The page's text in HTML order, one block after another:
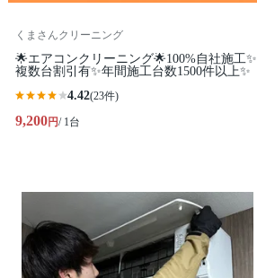
くまさんクリーニング
🌟エアコンクリーニング🌟100%自社施工✨
複数台割引有✨年間施工台数1500件以上✨
4.42(23件)
9,200円/ 1台